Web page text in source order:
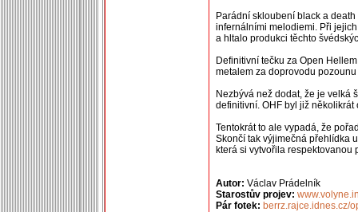
Parádní skloubení black a
infernálními melodiemi. Při
a hltalo produkci těchto
Definitivní tečku za Open
metalem za doprovodu
Nezbývá než dodat, že je velká
definitivní. OHF byl již
Tentokrát to ale vypadá, že
Skončí tak výjimečná přehlídka
která si vytvořila respektovanou
Autor: Václav Prádelník
Starostův projev:
Pár fotek: berrz.rajce.idnes.cz/